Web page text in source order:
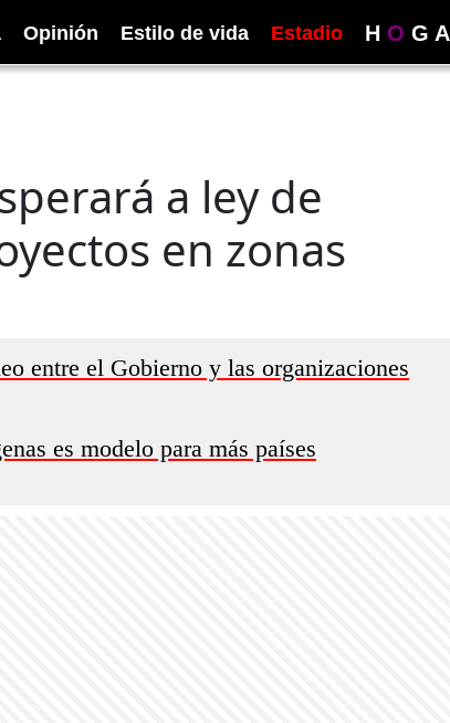
Opinión Estilo de vida Estadio H O G A
a ley de
en zonas
entre el Gobierno y las organizaciones
es modelo para más países